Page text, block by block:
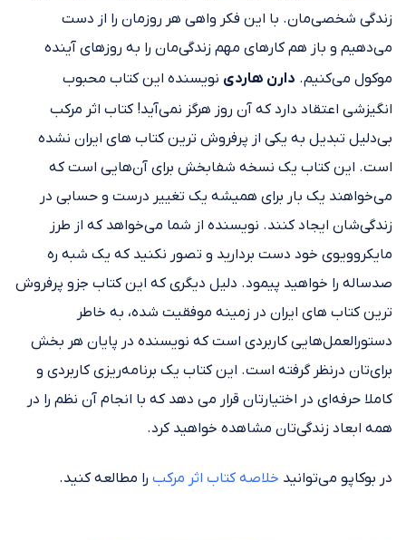
زندگی شخصی‌مان. با این فکر واهی هر روزمان را از دست
می‌دهیم و باز هم کارهای مهم زندگی‌مان را به روزهای آینده
موکول می‌کنیم. دارن هاردی نویسنده این کتاب محبوب
انگیزشی اعتقاد دارد که آن روز هرگز نمی‌آید! کتاب اثر مرکب
بی‌دلیل تبدیل به یکی از پرفروش ترین کتاب های ایران نشده
است. این کتاب یک نسخه شفابخش برای آن‌هایی است که
می‌خواهند یک بار برای همیشه یک تغییر درست و حسابی در
زندگی‌شان ایجاد کنند. نویسنده از شما می‌خواهد که از طرز
مایکروویوی خود دست بردارید و تصور نکنید که یک شبه ره
صدساله را خواهید پیمود. دلیل دیگری که این کتاب جزو پرفروش
ترین کتاب های ایران در زمینه موفقیت شده، به خاطر
دستورالعمل‌هایی کاربردی است که نویسنده در پایان هر بخش
برای‌تان درنظر گرفته است. این کتاب یک برنامه‌ریزی کاربردی و
کاملا حرفه‌ای در اختیارتان قرار می دهد که با انجام آن نظم را در
همه ابعاد زندگی‌تان مشاهده خواهید کرد.
در بوکاپو می‌توانید خلاصه کتاب اثر مرکب را مطالعه کنید.